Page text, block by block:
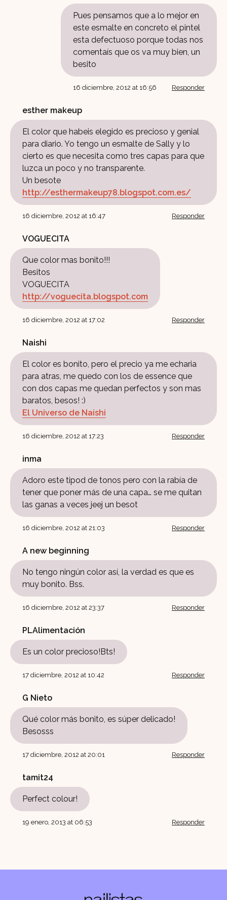
Pues pensamos que a lo mejor en
este esmalte en concreto el pintel
esta defectuoso porque todas nos
comentaís que os va muy bien, un
besito
16 diciembre, 2012 at 16:56 Responder
esther makeup
El color que habeis elegido es precioso y genial
para diario. Yo tengo un esmalte de Sally y lo
cierto es que necesita como tres capas para que
luzca un poco y no transparente.
Un besote
http://esthermakeup78.blogspot.com.es/
16 diciembre, 2012 at 16:47 Responder
VOGUECITA
Que color mas bonito!!!
Besitos
VOGUECITA
http://voguecita.blogspot.com
16 diciembre, 2012 at 17:02 Responder
Naishi
El color es bonito, pero el precio ya me echaria
para atras, me quedo con los de essence que
con dos capas me quedan perfectos y son mas
baratos, besos! :)
El Universo de Naishi
16 diciembre, 2012 at 17:23 Responder
inma
Adoro este tipod de tonos pero con la rabía de
tener que poner más de una capa… se me quitan
las ganas a veces jeej un besot
16 diciembre, 2012 at 21:03 Responder
A new beginning
No tengo ningún color así, la verdad es que es
muy bonito. Bss.
16 diciembre, 2012 at 23:37 Responder
PLAlimentación
Es un color precioso!Bts!
17 diciembre, 2012 at 10:42 Responder
G Nieto
Qué color más bonito, es súper delicado!
Besosss
17 diciembre, 2012 at 20:01 Responder
tamit24
Perfect colour!
19 enero, 2013 at 06:53 Responder